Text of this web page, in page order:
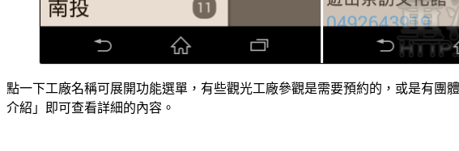
點一下工廠名稱可展開功能選單，有些觀光工廠參觀是需要預約的，或是有
介紹」即可查看詳細的內容。